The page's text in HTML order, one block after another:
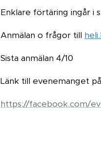
Enklare förtäring ingår i
Anmälan o frågor till
Sista anmälan 4/10
Länk till evenemanget
https://facebook.com/